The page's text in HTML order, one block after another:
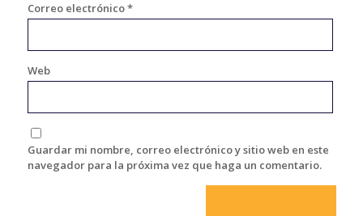
Correo electrónico*
Web
Guardar mi nombre, correo electrónico y sitio web en este
navegador para la próxima vez que haga un comentario.